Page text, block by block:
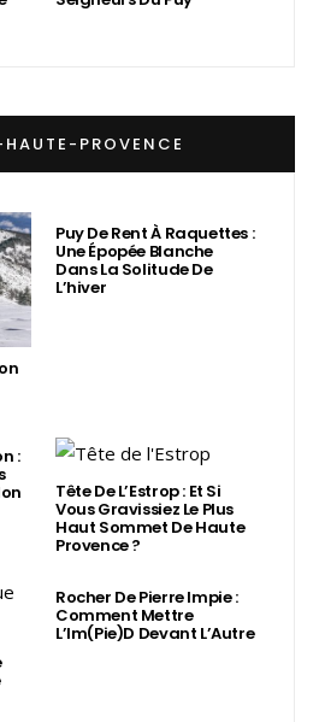
PROVENCE
Puy De Rent À Raquettes :
Une Épopée Blanche
Dans La Solitude De
L’hiver
:
Tête De L’Estrop : Et Si
Vous Gravissiez Le Plus
Haut Sommet De Haute
Provence ?
Rocher De Pierre Impie :
Comment Mettre
L’Im(Pie)d Devant L’Autre